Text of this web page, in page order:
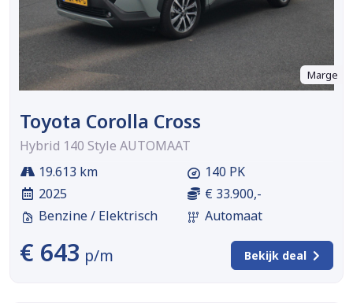
Marge
Toyota Corolla Cross
Hybrid 140 Style AUTOMAAT
19.613 km
2025
Benzine / Elektrisch
140 PK
€ 33.900,-
Automaat
€ 643 p/m Bekijk deal